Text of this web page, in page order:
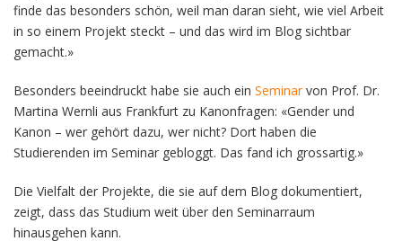
finde das besonders schön, weil man daran sieht, wie viel Arbeit
in so einem Projekt steckt – und das wird im Blog sichtbar
gemacht.»
Besonders beeindruckt habe sie auch ein Seminarvon Prof. Dr.
Martina Wernli aus Frankfurt zu Kanonfragen: «Gender und
Kanon – wer gehört dazu, wer nicht? Dort haben die
Studierenden im Seminar gebloggt. Das fand ich grossartig.»
Die Vielfalt der Projekte, die sie auf dem Blog dokumentiert,
zeigt, dass das Studium weit über den Seminarraum
hinausgehen kann.